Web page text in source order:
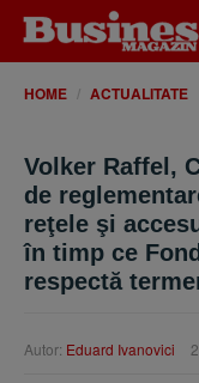
HOME ACTUALITATE
Volker Raffel,
de
reţele şi
în timp ce
respectă
Autor: Eduard Ivanovici